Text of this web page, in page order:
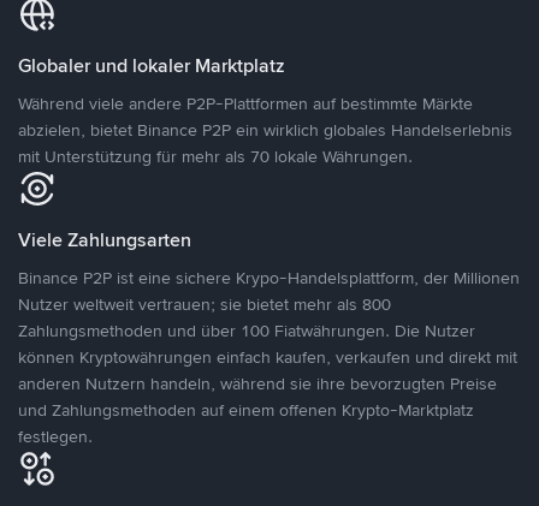
Globaler und lokaler Marktplatz
Während viele andere P2P-Plattformen auf bestimmte Märkte
abzielen, bietet Binance P2P ein wirklich globales Handelserlebnis
mit Unterstützung für mehr als 70 lokale Währungen.
Viele Zahlungsarten
Binance P2P ist eine sichere Krypo-Handelsplattform, der Millionen
Nutzer weltweit vertrauen; sie bietet mehr als 800
Zahlungsmethoden und über 100 Fiatwährungen. Die Nutzer
können Kryptowährungen einfach kaufen, verkaufen und direkt mit
anderen Nutzern handeln, während sie ihre bevorzugten Preise
und Zahlungsmethoden auf einem offenen Krypto-Marktplatz
festlegen.